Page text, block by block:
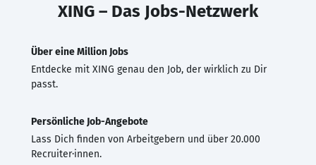
XING – Das Jobs-Netzwerk
Über eine Million Jobs
Entdecke mit XING genau den Job, der wirklich zu Dir
passt.
Persönliche Job-Angebote
Lass Dich finden von Arbeitgebern und über 20.000
Recruiter·innen.